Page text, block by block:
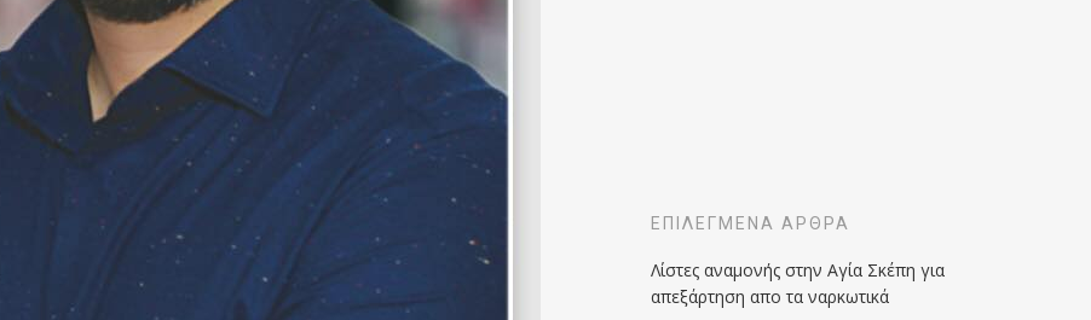
ΕΠΙΛΕΓΜΈΝΑ ΆΡΘΡΑ
Λίστες αναμονής στην Αγία Σκέπη για
απεξάρτηση απο τα ναρκωτικά